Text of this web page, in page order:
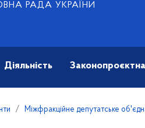
РАДА УКРАЇНИ
Діяльність
Міжфракційне депутатське